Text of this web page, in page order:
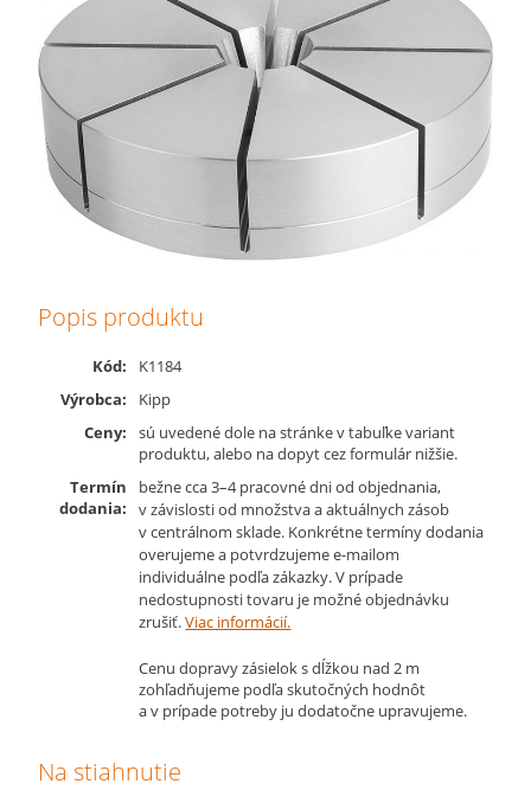
Popis produktu
Kód:
K1184
Výrobca:
Kipp
Ceny:
sú uvedené dole na stránke v tabuľke variant
produktu, alebo na dopyt cez formulár nižšie.
Termín
dodania:
bežne cca 3–4 pracovné dni od objednania,
v závislosti od množstva a aktuálnych zásob
v centrálnom sklade. Konkrétne termíny dodania
overujeme a potvrdzujeme e-mailom
individuálne podľa zákazky. V prípade
nedostupnosti tovaru je možné objednávku
zrušiť.Viac informácií.
Cenu dopravy zásielok s dĺžkou nad 2 m
zohľadňujeme podľa skutočných hodnôt
a v prípade potreby ju dodatočne upravujeme.
Na stiahnutie